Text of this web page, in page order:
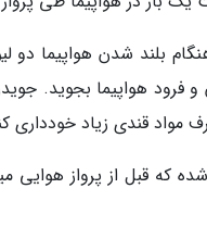
بلند شدن هواپیما دو
و فرود هواپیما بجوید.
مواد قندی زیاد خودداری
شده که قبل از پرواز